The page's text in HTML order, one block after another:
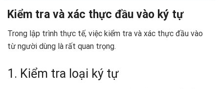
Kiểm tra và xác thực đầu vào ký tự
Trong lập trình thực tế, việc kiểm tra và xác thực đầu vào
từ người dùng là rất quan trọng.
1. Kiểm tra loại ký tự